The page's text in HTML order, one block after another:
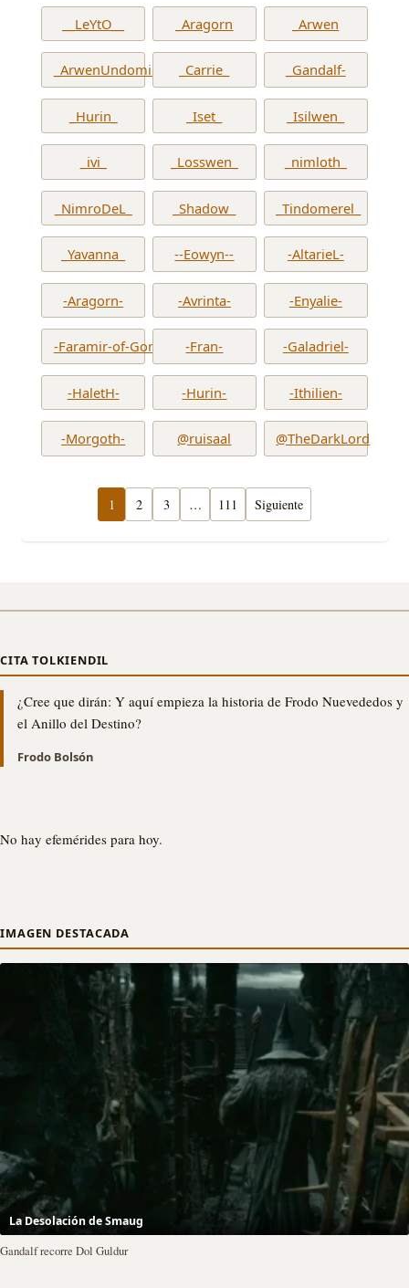
__LeYtO__ _Aragorn _Arwen
_ArwenUndomiel_ _Carrie_ _Gandalf-
_Hurin_ _Iset_ _Isilwen_
_ivi_ _Losswen_ _nimloth_
_NimroDeL_ _Shadow_ _Tindomerel_
_Yavanna_ --Eowyn-- -AltarieL-
-Aragorn- -Avrinta- -Enyalie-
-Faramir-of-Gondor- -Fran- -Galadriel-
-HaletH- -Hurin- -Ithilien-
-Morgoth- @ruisaal @TheDarkLord
1 2 3 … 111 Siguiente
CITA TOLKIENDIL
¿Cree que dirán: Y aquí empieza la historia de Frodo Nuevededos y
el Anillo del Destino?
Frodo Bolsón
No hay efemérides para hoy.
IMAGEN DESTACADA
La Desolación de Smaug
Gandalf recorre Dol Guldur